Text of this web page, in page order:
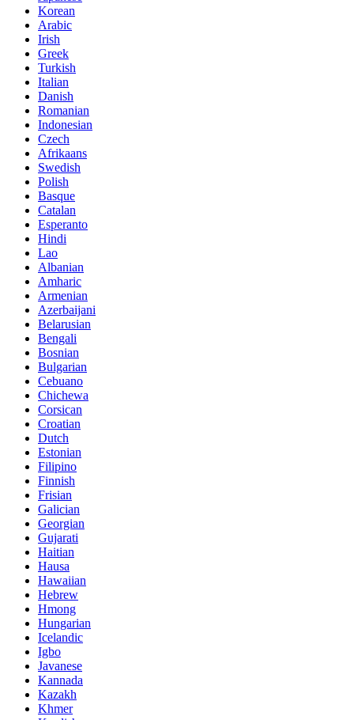
Korean
Arabic
Irish
Greek
Turkish
Italian
Danish
Romanian
Indonesian
Czech
Afrikaans
Swedish
Polish
Basque
Catalan
Esperanto
Hindi
Lao
Albanian
Amharic
Armenian
Azerbaijani
Belarusian
Bengali
Bosnian
Bulgarian
Cebuano
Chichewa
Corsican
Croatian
Dutch
Estonian
Filipino
Finnish
Frisian
Galician
Georgian
Gujarati
Haitian
Hausa
Hawaiian
Hebrew
Hmong
Hungarian
Icelandic
Igbo
Javanese
Kannada
Kazakh
Khmer